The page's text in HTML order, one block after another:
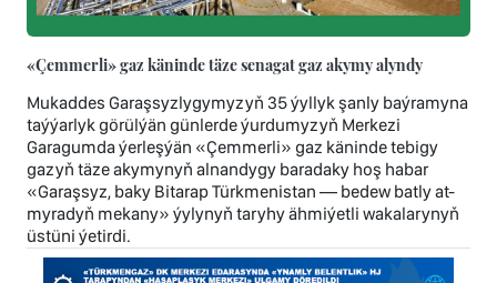
«Çemmerli» gaz käninde täze senagat gaz akymy alyndy
Mukaddes Garaşsyzlygymyzyň 35 ýyllyk şanly baýramyna
taýýarlyk görülýän günlerde ýurdumyzyň Merkezi
Garagumda ýerleşýän «Çemmerli» gaz käninde tebigy
gazyň täze akymynyň alnandygy baradaky hoş habar
«Garaşsyz, baky Bitarap Türkmenistan — bedew batly at-
myradyň mekany» ýylynyň taryhy ähmiýetli wakalarynyň
üstüni ýetirdi.